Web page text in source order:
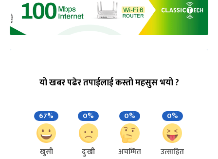
यो खबर पढेर तपाईलाई कस्तो महसुस भयो ?
67%
खुसी
0%
दुःखी
0%
अचम्मित
0%
उत्साहित